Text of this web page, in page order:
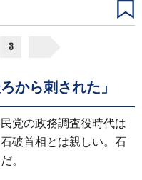
3
から刺された」
党の政務調査役時代は
破首相とは親しい。石
。